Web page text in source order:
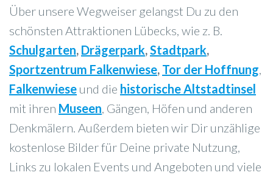
Über unsere Wegweiser gelangst Du zu den
schönsten Attraktionen Lübecks, wie z. B.
Schulgarten, Drägerpark,Stadtpark,
Sportzentrum Falkenwiese, Tor der Hoffnung,
Falkenwiese und die historische Altstadtinsel
mit ihren Museen, Gängen, Höfen und anderen
Denkmälern. Außerdem bieten wir Dir unzählige
kostenlose Bilder für Deine private Nutzung,
Links zu lokalen Events und Angeboten und viele